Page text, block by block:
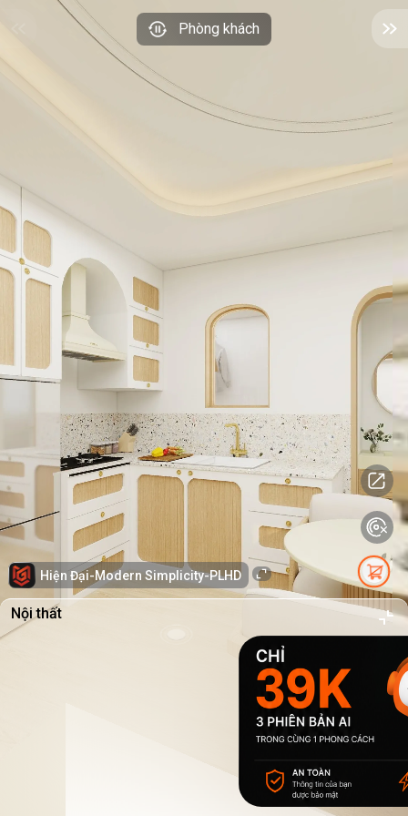
Phòng khách
Hiện Đại-Modern Simplicity-PLHD
Nội thất